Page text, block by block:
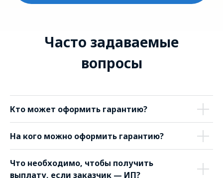
Кто может оформить гарантию?
На кого можно оформить гарантию?
Что необходимо, чтобы получить
выплату, если заказчик — ИП?